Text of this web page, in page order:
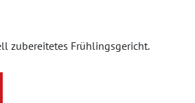
zubereitetes Frühlingsgericht.